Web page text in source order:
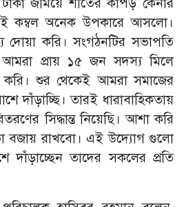
জমিয়ে শীতের কাপড় কেনার
কম্বল অনেক উপকারে আসলো।
দোয়া করি। সংগঠনটির সভাপতি
প্রায় ১৫ জন সদস্য মিলে
শুর থেকেই আমরা সমাজের
দাঁড়াচ্ছি। তারই ধারাবাহিকতায়
সিদ্ধান্ত নিয়েছি। আশা করি
বজায় রাখবো। এই উদ্যোগ গুলো
দাঁড়াচ্ছেন তাদের সকলের প্রতি